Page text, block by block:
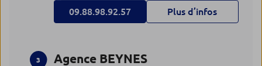
09.88.98.92.57 Plus d’infos
3 Agence BEYNES